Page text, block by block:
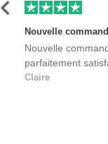
Nouvelle
parfaitement
Claire
Précédent